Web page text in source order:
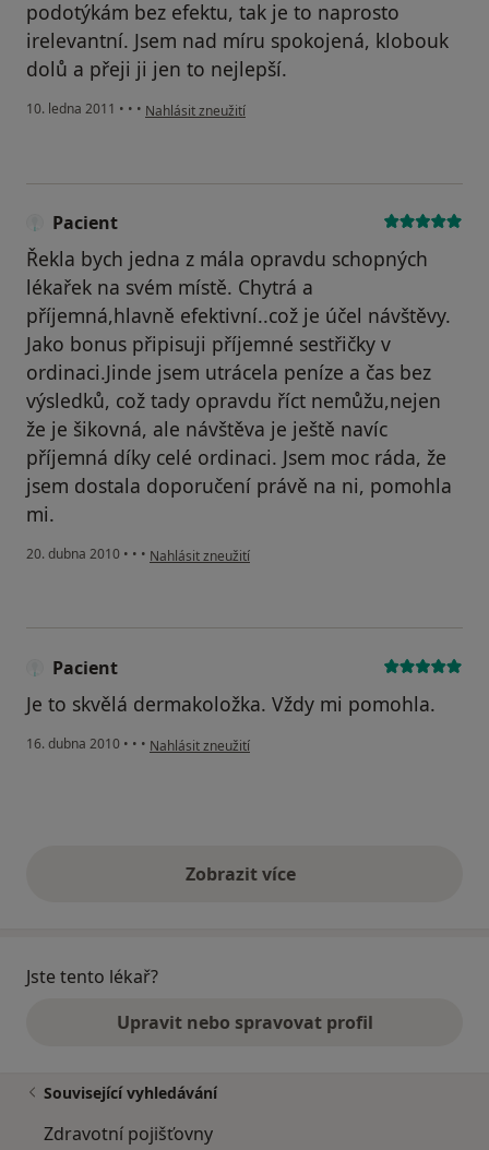
podotýkám bez efektu, tak je to naprosto
irelevantní. Jsem nad míru spokojená, klobouk
dolů a přeji ji jen to nejlepší.
10. ledna 2011 • • • podle názoru uživatele Pacient
Nahlásit zneužití
Pacient
Řekla bych jedna z mála opravdu schopných
lékařek na svém místě. Chytrá a
příjemná,hlavně efektivní..což je účel návštěvy.
Jako bonus připisuji příjemné sestřičky v
ordinaci.Jinde jsem utrácela peníze a čas bez
výsledků, což tady opravdu říct nemůžu,nejen
že je šikovná, ale návštěva je ještě navíc
příjemná díky celé ordinaci. Jsem moc ráda, že
jsem dostala doporučení právě na ni, pomohla
mi.
20. dubna 2010 • • • podle názoru uživatele Pacient
Nahlásit zneužití
Pacient
Je to skvělá dermakoložka. Vždy mi pomohla.
16. dubna 2010 • • • podle názoru uživatele Pacient
Nahlásit zneužití
Zobrazit vícevýše uvedené názory
Jste tento lékař?
Upravit nebo spravovat profil
Související vyhledávání
Zdravotní pojišťovny